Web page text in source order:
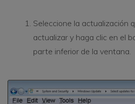
Seleccione la actualización
actualizar y haga clic en el
parte inferior de la ventana.